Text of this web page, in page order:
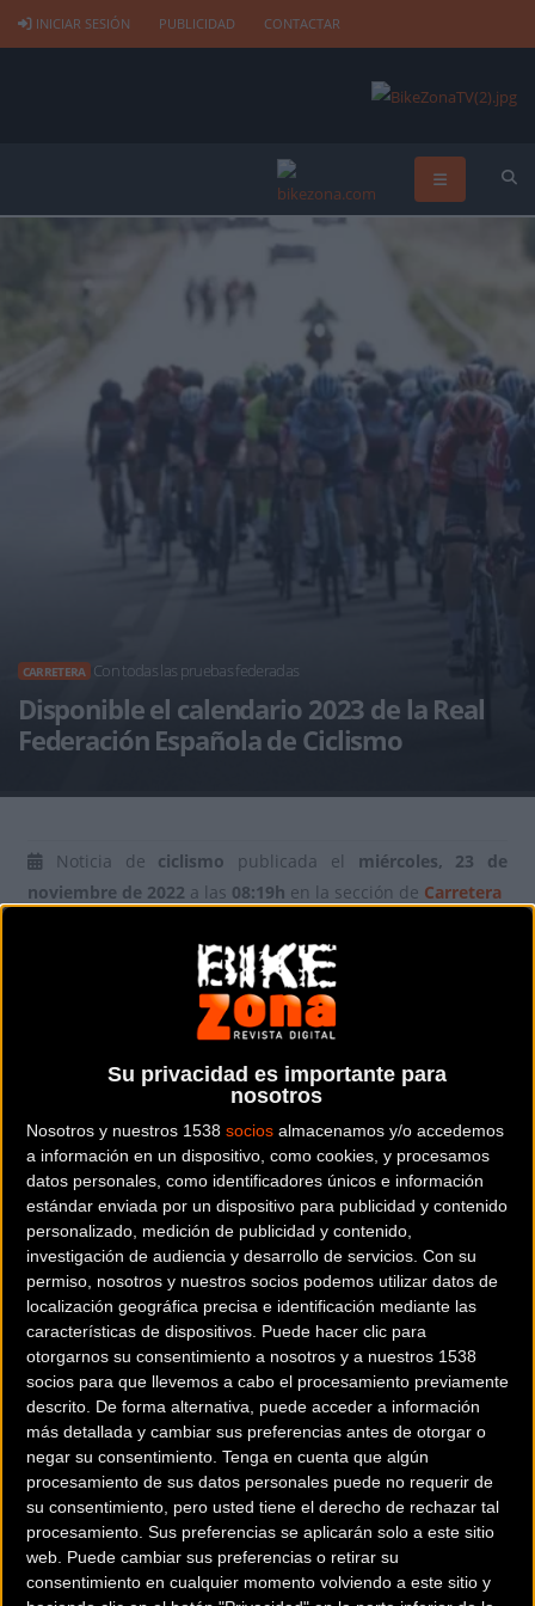
Su privacidad es importante para
nosotros
Nosotros y nuestros 1538 socios almacenamos y/o accedemos
a información en un dispositivo, como cookies, y procesamos
datos personales, como identificadores únicos e información
estándar enviada por un dispositivo para publicidad y contenido
personalizado, medición de publicidad y contenido,
investigación de audiencia y desarrollo de servicios. Con su
permiso, nosotros y nuestros socios podemos utilizar datos de
localización geográfica precisa e identificación mediante las
características de dispositivos. Puede hacer clic para
otorgarnos su consentimiento a nosotros y a nuestros 1538
socios para que llevemos a cabo el procesamiento previamente
descrito. De forma alternativa, puede acceder a información
más detallada y cambiar sus preferencias antes de otorgar o
negar su consentimiento. Tenga en cuenta que algún
procesamiento de sus datos personales puede no requerir de
su consentimiento, pero usted tiene el derecho de rechazar tal
procesamiento. Sus preferencias se aplicarán solo a este sitio
web. Puede cambiar sus preferencias o retirar su
consentimiento en cualquier momento volviendo a este sitio y
INICIAR SESIÓN PUBLICIDAD CONTACTAR
CARRETERA Con todas las pruebas federadas
Disponible el calendario 2023 de la Real
Federación Española de Ciclismo
Noticia de ciclismo publicada el miércoles, 23 de
noviembre de 2022 a las 08:19h en la sección de Carretera
El calendario 2023 de la RFEC
recoge todas las pruebas
federadas de ámbito nacional
e internacional que se
celebrarán en nuestro país
durante la próxima
temporada.
Elcalendario de la Real Federación Española de
Ciclismo para la temporada 2023 ya está
disponiblepara su consulta. En el calendario del
nuevo curso
encontraréis todas las pruebas federadas
de ámbito nacional e internacional que tendrán lugar
en nuestro país durante la próxima campañade cada
una de las disciplinas que contempla nuestro deporte.
Desde las pruebas para categorías inferiores hasta las
grandes citas de carácter internacional que se